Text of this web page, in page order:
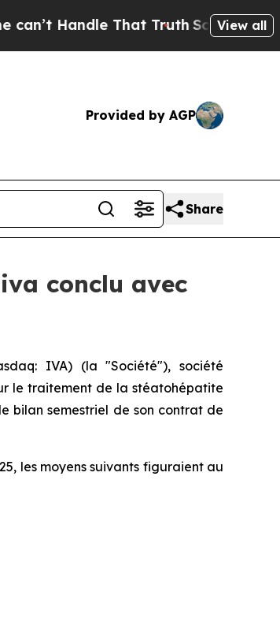
That TruthScientists Designed a
View all
Provided by AGP
Share
conclu avec
IVA) (la "Société"), société
le traitement de la stéatohépatite
bilan semestriel de son contrat de
les moyens suivants figuraient au